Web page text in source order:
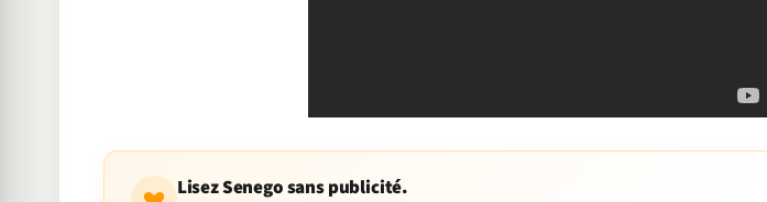
Lisez Senego sans publicité.